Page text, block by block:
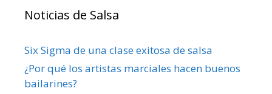
Noticias de Salsa
Six Sigma de una clase exitosa de salsa
¿Por qué los artistas marciales hacen buenos
bailarines?